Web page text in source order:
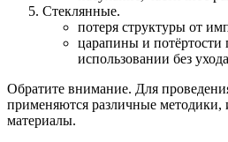
Стеклянные.
потеря структуры от
царапины и потёртости
использовании без
Обратите внимание. Для
применяются различные методики,
материалы.